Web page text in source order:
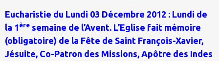
Eucharistie du Lundi 03 Décembre 2012 : Lundi de
la 1ère semaine de l’Avent. L’Eglise fait mémoire
(obligatoire) de la Fête de Saint François-Xavier,
Jésuite, Co-Patron des Missions, Apôtre des Indes